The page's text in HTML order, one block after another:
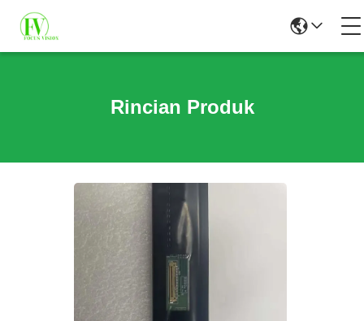
Rincian Produk